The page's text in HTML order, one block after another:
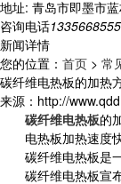
地址: 青岛市即墨市
咨询电话
新闻详情
您的位置： 首页 > 常
碳纤维电热板的加热
来源：http://
碳纤维电热板的
电热板加热速度快
碳纤维电热板是一
碳纤维电热板宣布